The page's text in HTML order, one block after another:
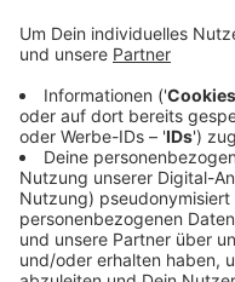
Glaubt man der
Kochunterricht des
Der 18-jährige soll
einem Glas beworfen